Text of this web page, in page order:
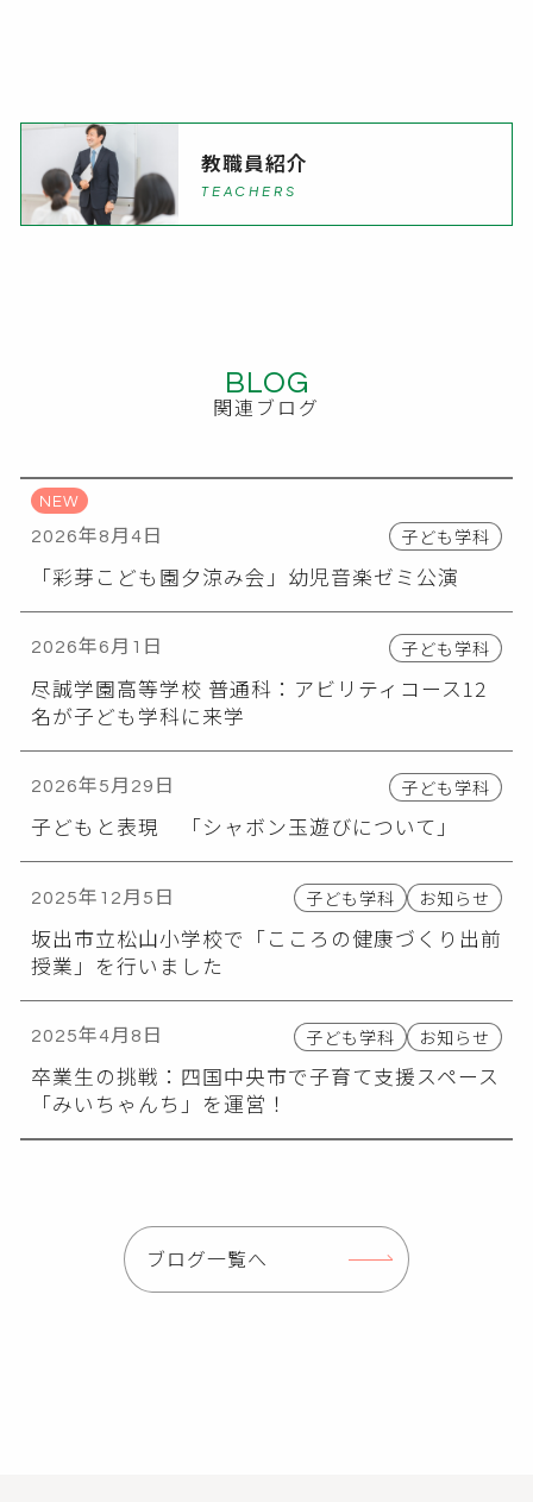
教職員紹介
TEACHERS
BLOG
関連ブログ
2026年8月4日 子ども学科
「彩芽こども園夕涼み会」幼児音楽ゼミ公演
NEW
2026年6月1日 子ども学科
尽誠学園高等学校 普通科：アビリティコース12
名が子ども学科に来学
2026年5月29日 子ども学科
子どもと表現 「シャボン玉遊びについて」
2025年12月5日 子ども学科 お知らせ
坂出市立松山小学校で「こころの健康づくり出前
授業」を行いました
2025年4月8日 子ども学科 お知らせ
卒業生の挑戦：四国中央市で子育て支援スペース
「みいちゃんち」を運営！
ブログ一覧へ